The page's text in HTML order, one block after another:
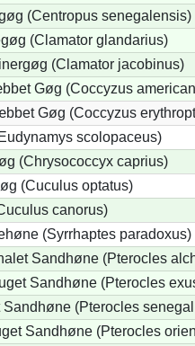
(Centropus senegalensis)
(Clamator glandarius)
(Clamator jacobinus)
Gøg (Coccyzus
Gøg (Coccyzus
scolopaceus)
(Chrysococcyx caprius)
(Cuculus optatus)
canorus)
(Syrrhaptes paradoxus)
Sandhøne (Pterocles
Sandhøne (Pterocles
Sandhøne (Pterocles
Sandhøne (Pterocles